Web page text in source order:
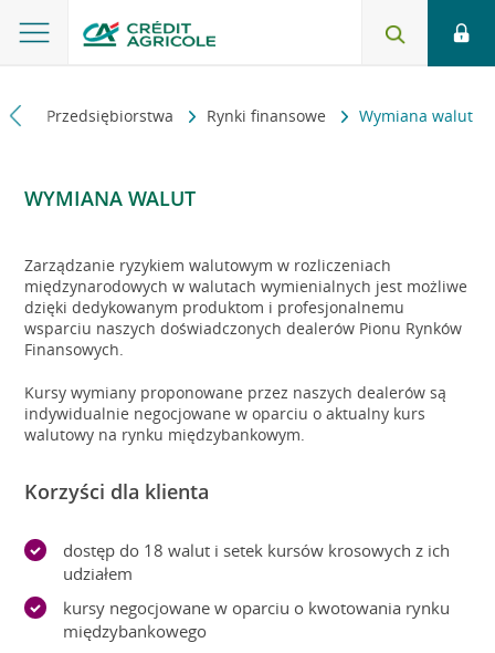
Przedsiębiorstwa Rynki finansowe Wymiana walut
WYMIANA WALUT
Zarządzanie ryzykiem walutowym w rozliczeniach
międzynarodowych w walutach wymienialnych jest możliwe
dzięki dedykowanym produktom i profesjonalnemu
wsparciu naszych doświadczonych dealerów Pionu Rynków
Finansowych.
Kursy wymiany proponowane przez naszych dealerów są
indywidualnie negocjowane w oparciu o aktualny kurs
walutowy na rynku międzybankowym.
Korzyści dla klienta
dostęp do 18 walut i setek kursów krosowych z ich
udziałem
kursy negocjowane w oparciu o kwotowania rynku
międzybankowego